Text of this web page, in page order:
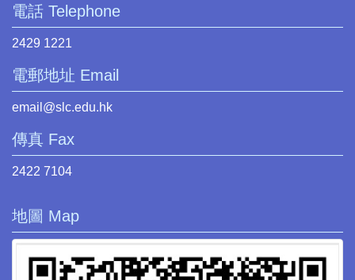
電話 Telephone
2429 1221
電郵地址 Email
email@slc.edu.hk
傳真 Fax
2422 7104
地圖 Map